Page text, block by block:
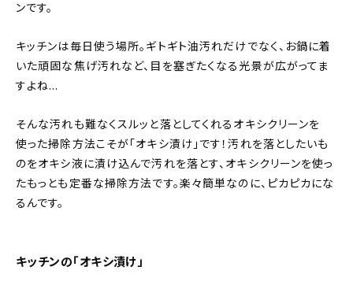
ンです。
キッチンは毎日使う場所。ギトギト油汚れだけでなく、お鍋に着
いた頑固な焦げ汚れなど、目を塞ぎたくなる光景が広がってま
すよね…
そんな汚れも難なくスルッと落としてくれるオキシクリーンを
使った掃除方法こそが「オキシ漬け」です！汚れを落としたいも
のをオキシ液に漬け込んで汚れを落とす、オキシクリーンを使っ
たもっとも定番な掃除方法です。楽々簡単なのに、ピカピカにな
るんです。
キッチンの「オキシ漬け」